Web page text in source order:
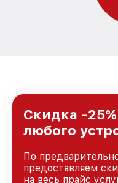
Скидка -
любого
По
предоставляем
на весь прайс